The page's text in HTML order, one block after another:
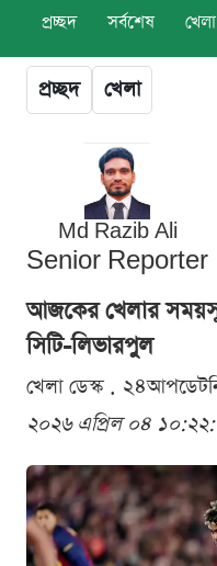
প্রচ্ছদ সর্বশেষ খেলা
প্রচ্ছদ খেলা
Md Razib Ali
Senior Reporter
আজকের খেলার
সিটি-লিভারপুল
খেলা ডেস্ক .
২০২৬ এপ্রিল ০৪